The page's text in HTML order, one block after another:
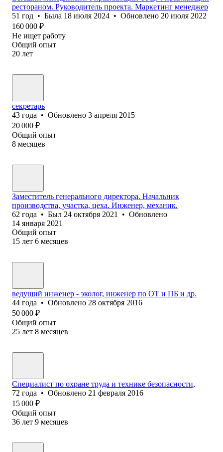
рестораном. Руководитель проекта. Маркетинг менеджер
51 год • Была 18 июля 2024 • Обновлено 20 июля 2022
160 000 ₽
Не ищет работу
Общий опыт
20 лет
секретарь
43 года • Обновлено 3 апреля 2015
20 000 ₽
Общий опыт
8 месяцев
Заместитель генерального директора. Начальник
производства, участка, цеха. Инженер, механик.
62 года • Был 24 октября 2021 • Обновлено
14 января 2021
Общий опыт
15 лет 6 месяцев
ведущий инженер - эколог, инженер по ОТ и ПБ и др.
44 года • Обновлено 28 октября 2016
50 000 ₽
Общий опыт
25 лет 8 месяцев
Специалист по охране труда и технике безопасности,
72 года • Обновлено 21 февраля 2016
15 000 ₽
Общий опыт
36 лет 9 месяцев